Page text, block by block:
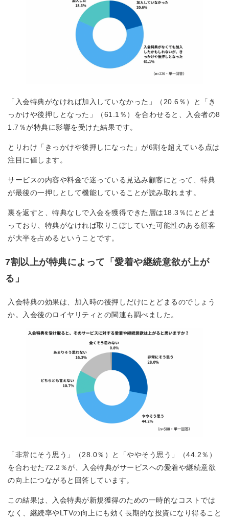
「入会特典がなければ加入していなかった」（20.6％）と「き
っかけや後押しとなった」（61.1％）を合わせると、入会者の8
1.7％が特典に影響を受けた結果です。
とりわけ「きっかけや後押しになった」が6割を超えている点は
注目に値します。
サービスの内容や料金で迷っている見込み顧客にとって、特典
が最後の一押しとして機能していることが読み取れます。
裏を返すと、特典なしで入会を獲得できた層は18.3％にとどま
っており、特典がなければ取りこぼしていた可能性のある顧客
が大半を占めるということです。
7割以上が特典によって「愛着や継続意欲が上が
る」
入会特典の効果は、加入時の後押しだけにとどまるのでしょう
か。入会後のロイヤリティとの関連も調べました。
「非常にそう思う」（28.0％）と「ややそう思う」（44.2％）
を合わせた72.2％が、入会特典がサービスへの愛着や継続意欲
の向上につながると回答しています。
この結果は、入会特典が新規獲得のための一時的なコストでは
なく、継続率やLTVの向上にも効く長期的な投資になり得ること